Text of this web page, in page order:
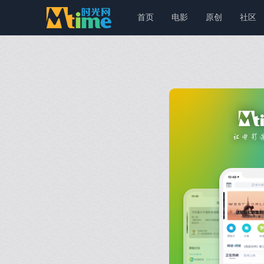
首页 电影 原创 社区